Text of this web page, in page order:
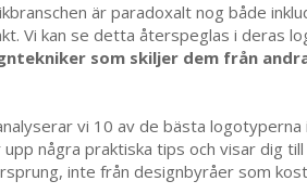
är paradoxalt nog både
Vi kan se detta återspeglas i deras
som skiljer dem från
vi 10 av de bästa
upp några praktiska tips och visar dig
inte från designbyråer som